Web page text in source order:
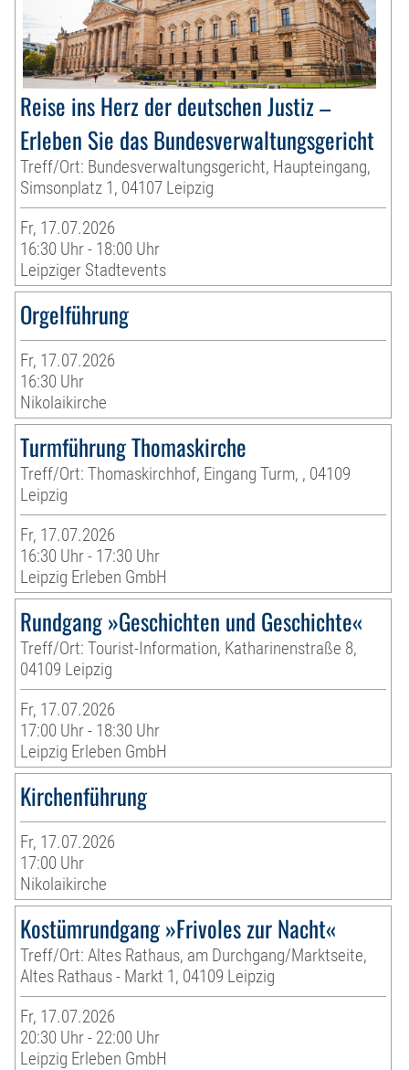
Reise ins Herz der deutschen Justiz –
Erleben Sie das Bundesverwaltungsgericht
Treff/Ort: Bundesverwaltungsgericht, Haupteingang,
Simsonplatz 1, 04107 Leipzig
Fr, 17.07.2026
16:30 Uhr - 18:00 Uhr
Leipziger Stadtevents
Orgelführung
Fr, 17.07.2026
16:30 Uhr
Nikolaikirche
Turmführung Thomaskirche
Treff/Ort: Thomaskirchhof, Eingang Turm, , 04109
Leipzig
Fr, 17.07.2026
16:30 Uhr - 17:30 Uhr
Leipzig Erleben GmbH
Rundgang »Geschichten und Geschichte«
Treff/Ort: Tourist-Information, Katharinenstraße 8,
04109 Leipzig
Fr, 17.07.2026
17:00 Uhr - 18:30 Uhr
Leipzig Erleben GmbH
Kirchenführung
Fr, 17.07.2026
17:00 Uhr
Nikolaikirche
Kostümrundgang »Frivoles zur Nacht«
Treff/Ort: Altes Rathaus, am Durchgang/Marktseite,
Altes Rathaus - Markt 1, 04109 Leipzig
Fr, 17.07.2026
20:30 Uhr - 22:00 Uhr
Leipzig Erleben GmbH